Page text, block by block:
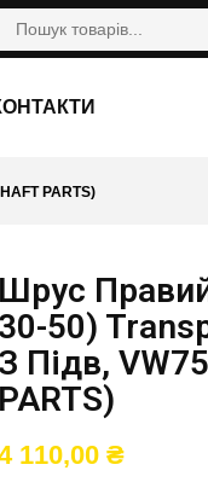
PARTS)
Шрус
30-50)
З Підв,
PARTS)
110,00 ₴